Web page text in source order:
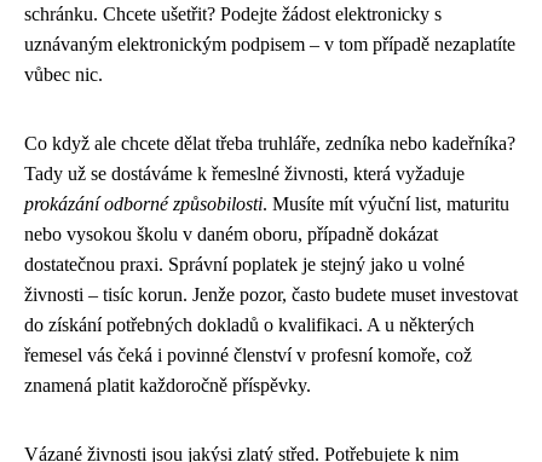
schránku. Chcete ušetřit? Podejte žádost elektronicky s
uznávaným elektronickým podpisem – v tom případě nezaplatíte
vůbec nic.
Co když ale chcete dělat třeba truhláře, zedníka nebo kadeřníka?
Tady už se dostáváme k řemeslné živnosti, která vyžaduje
prokázání odborné způsobilosti. Musíte mít výuční list, maturitu
nebo vysokou školu v daném oboru, případně dokázat
dostatečnou praxi. Správní poplatek je stejný jako u volné
živnosti – tisíc korun. Jenže pozor, často budete muset investovat
do získání potřebných dokladů o kvalifikaci. A u některých
řemesel vás čeká i povinné členství v profesní komoře, což
znamená platit každoročně příspěvky.
Vázané živnosti jsou jakýsi zlatý střed. Potřebujete k nim